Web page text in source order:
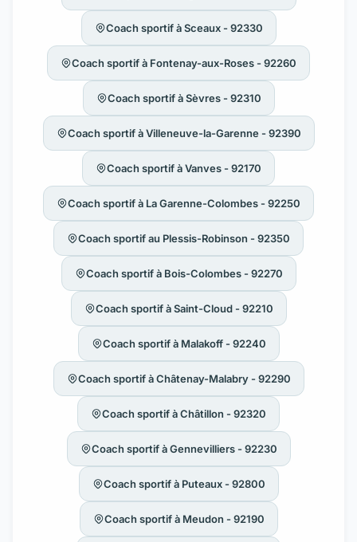
Coach sportif à Sceaux - 92330
Coach sportif à Fontenay-aux-Roses - 92260
Coach sportif à Sèvres - 92310
Coach sportif à Villeneuve-la-Garenne - 92390
Coach sportif à Vanves - 92170
Coach sportif à La Garenne-Colombes - 92250
Coach sportif au Plessis-Robinson - 92350
Coach sportif à Bois-Colombes - 92270
Coach sportif à Saint-Cloud - 92210
Coach sportif à Malakoff - 92240
Coach sportif à Châtenay-Malabry - 92290
Coach sportif à Châtillon - 92320
Coach sportif à Gennevilliers - 92230
Coach sportif à Puteaux - 92800
Coach sportif à Meudon - 92190